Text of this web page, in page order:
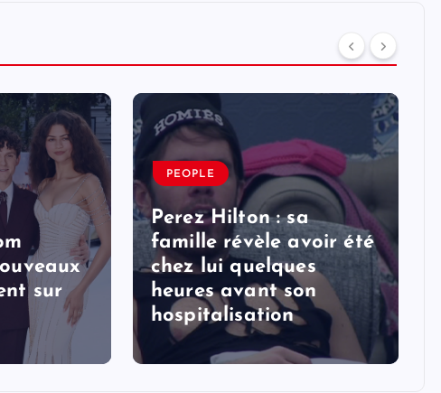
sur
PEOPLE
Perez Hilton : sa
famille révèle avoir été
chez lui quelques
heures avant son
hospitalisation